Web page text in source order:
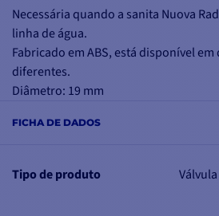
FICHA DE DADOS
Tipo de produto Válvula
Necessária quando a sanita Nuova
linha de água.
Fabricado em ABS, está disponível
diferentes.
Diâmetro: 19 mm